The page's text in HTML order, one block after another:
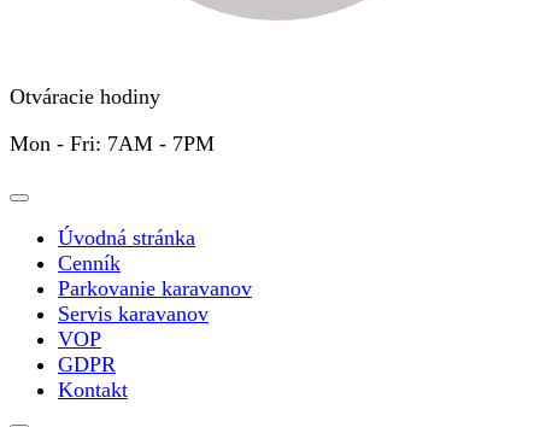
Otváracie hodiny
Mon - Fri: 7AM - 7PM
Úvodná stránka
Cenník
Parkovanie karavanov
Servis karavanov
VOP
GDPR
Kontakt